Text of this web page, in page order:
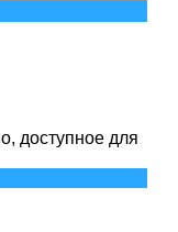
доступное для